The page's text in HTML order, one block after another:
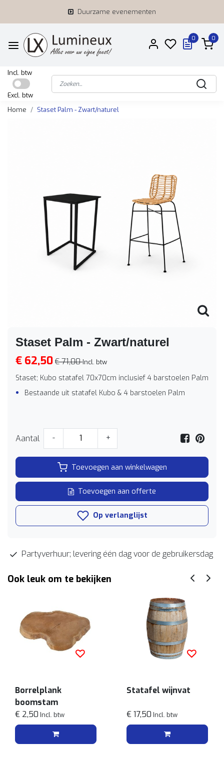
Duurzame evenementen
0 0
Incl. btw
Excl. btw
Home
Staset Palm - Zwart/naturel
Staset Palm - Zwart/naturel
€ 62,50€ 71,00Incl. btw
Staset; Kubo statafel 70x70cm inclusief 4 barstoelen Palm
Bestaande uit statafel Kubo & 4 barstoelen Palm
Aantal - +
Toevoegen aan winkelwagen
Toevoegen aan offerte
Op verlanglijst
Partyverhuur; levering één dag voor de gebruikersdag
Ook leuk om te bekijken
Borrelplank
boomstam
€ 2,50 Incl. btw
Statafel wijnvat
€ 17,50 Incl. btw